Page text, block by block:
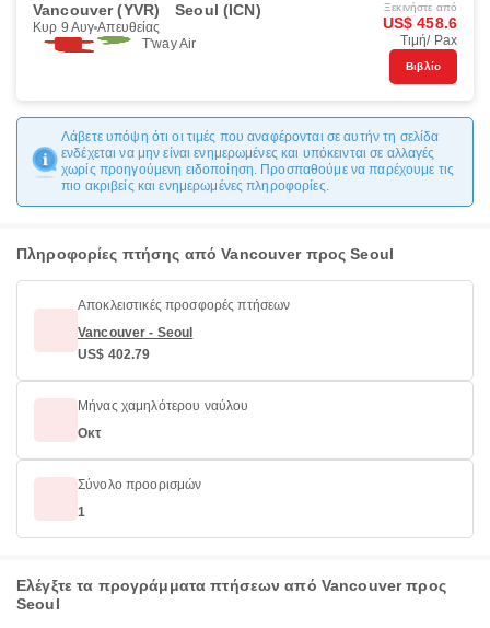
Vancouver (YVR) Seoul (ICN)
Κυρ 9 Αυγ Απευθείας
T'way Air
Ξεκινήστε από
US$ 458.6
Τιμή/ Pax
Βιβλίο
Λάβετε υπόψη ότι οι τιμές που αναφέρονται σε αυτήν τη σελίδα
ενδέχεται να μην είναι ενημερωμένες και υπόκεινται σε αλλαγές
χωρίς προηγούμενη ειδοποίηση. Προσπαθούμε να παρέχουμε τις
πιο ακριβείς και ενημερωμένες πληροφορίες.
Πληροφορίες πτήσης από Vancouver προς Seoul
Αποκλειστικές προσφορές πτήσεων
Vancouver - Seoul
US$ 402.79
Μήνας χαμηλότερου ναύλου
Οκτ
Σύνολο προορισμών
1
Ελέγξτε τα προγράμματα πτήσεων από Vancouver προς
Seoul